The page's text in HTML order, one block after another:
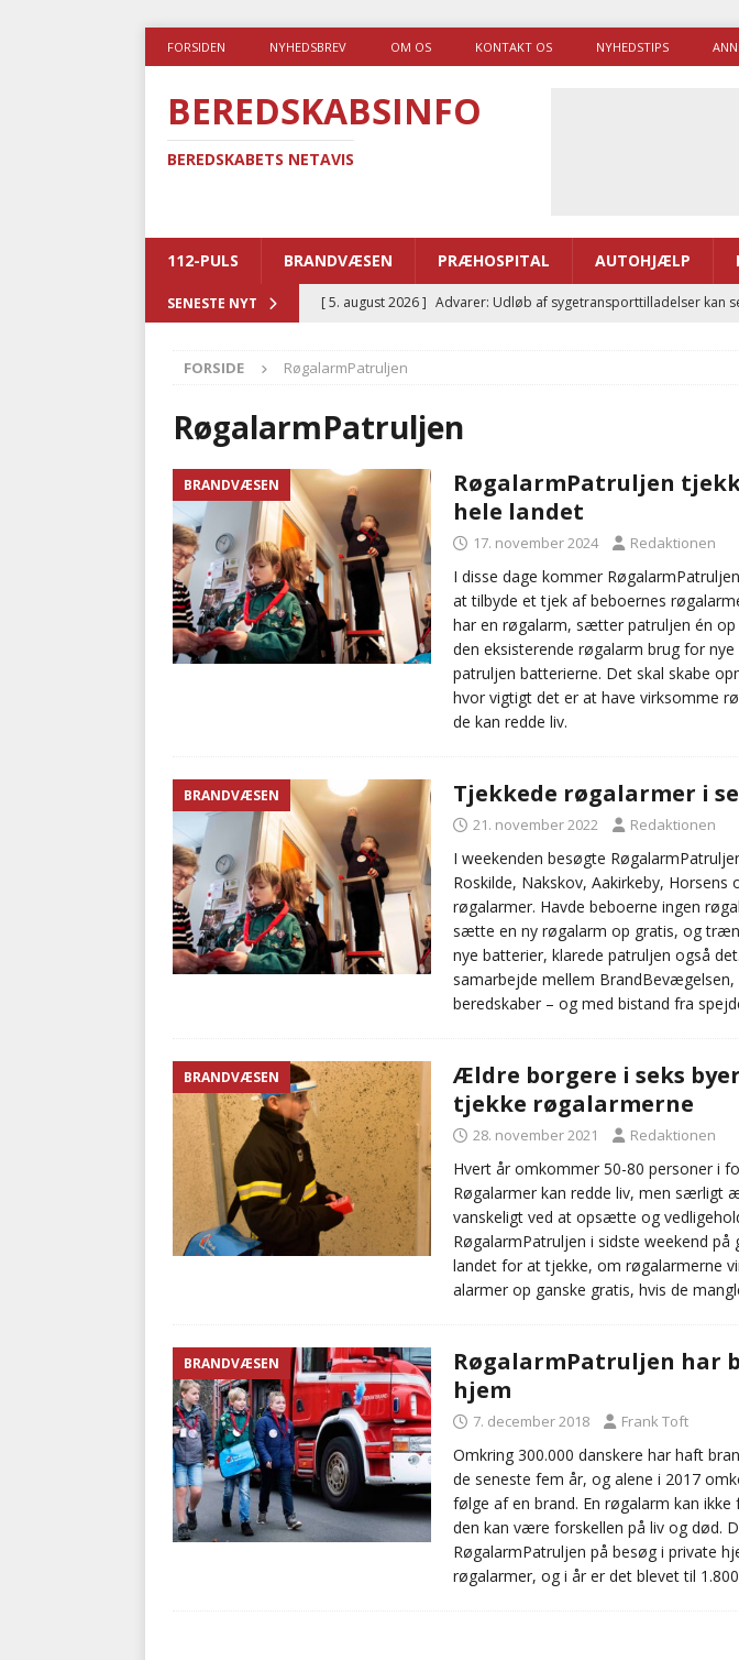
FORSIDEN NYHEDSBREV OM OS KONTAKT OS NYHEDSTIPS
BEREDSKABSINFO
BEREDSKABETS NETAVIS
112-PULS BRANDVÆSEN PRÆHOSPITAL AUTOHJÆLP
SENESTE NYT [ 5. august 2026 ] Advarer: Udløb af sygetransporttilladelser kan
[ 5. august 2026 ]
[ 4. august 2026 ]
[ 4. august 2026 ]
Ny treårig politiuddannelse skal ruste
kriminalitet
POLITI
[ 6. august 2026 ]
BRANDVÆSEN
FORSIDE RøgalarmPatruljen
RøgalarmPatruljen
BRANDVÆSEN
RøgalarmPatruljen
hele landet
17. november 2024 Redaktionen
I disse dage kommer
at tilbyde et tjek af beboernes
har en røgalarm, sætter patruljen én op
den eksisterende røgalarm brug for
patruljen batterierne. Det skal skabe
hvor vigtigt det er at have virksomme
de kan redde liv.
BRANDVÆSEN Tjekkede røgalarmer i
21. november 2022 Redaktionen
I weekenden besøgte
Roskilde, Nakskov, Aakirkeby,
røgalarmer. Havde beboerne ingen
sætte en ny røgalarm op gratis, og
nye batterier, klarede patruljen også
samarbejde mellem
beredskaber – og med bistand fra
BRANDVÆSEN
Ældre borgere i seks
tjekke røgalarmerne
28. november 2021 Redaktionen
Hvert år omkommer 50-80 personer i
Røgalarmer kan redde liv, men særligt
vanskeligt ved at opsætte og
RøgalarmPatruljen i sidste weekend på
landet for at tjekke, om røgalarmerne
alarmer op ganske gratis, hvis de
BRANDVÆSEN
RøgalarmPatruljen har
hjem
7. december 2018 Frank Toft
Omkring 300.000 danskere har haft
de seneste fem år, og alene i 2017
følge af en brand. En røgalarm kan
den kan være forskellen på liv og død.
RøgalarmPatruljen på besøg i private
røgalarmer, og i år er det blevet til